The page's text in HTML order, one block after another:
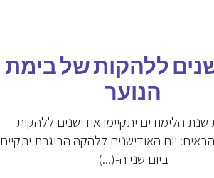
ללהקות של בימת
הנוער
הלימודים יתקיימו אודישנים ללהקות
יום האודישנים ללהקה הבוגרת יתקיים
ביום שני ה-(...)